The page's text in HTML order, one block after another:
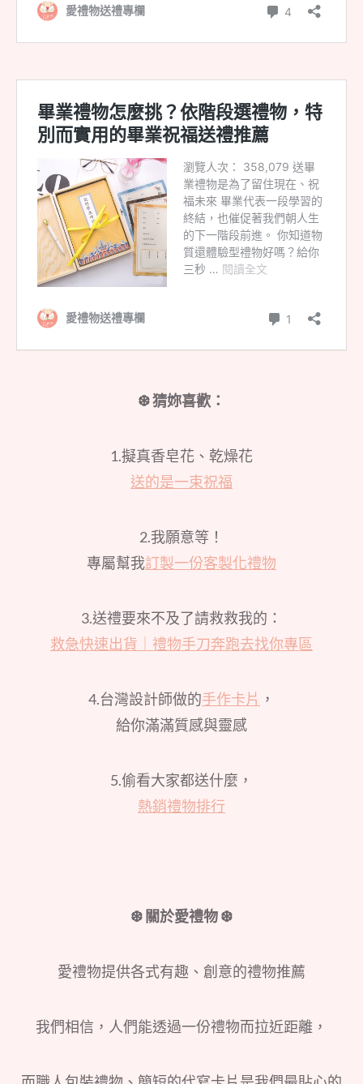
❆ 猜妳喜歡：
1.擬真香皂花、乾燥花
送的是一束祝福
2.我願意等！
專屬幫我訂製一份客製化禮物
3.送禮要來不及了請救救我的：
救急快速出貨｜禮物手刀奔跑去找你專區
4.台灣設計師做的手作卡片 ，
給你滿滿質感與靈感
5.偷看大家都送什麼，
熱銷禮物排行
❆ 關於愛禮物 ❆
愛禮物提供各式有趣、創意的禮物推薦
我們相信，人們能透過一份禮物而拉近距離，